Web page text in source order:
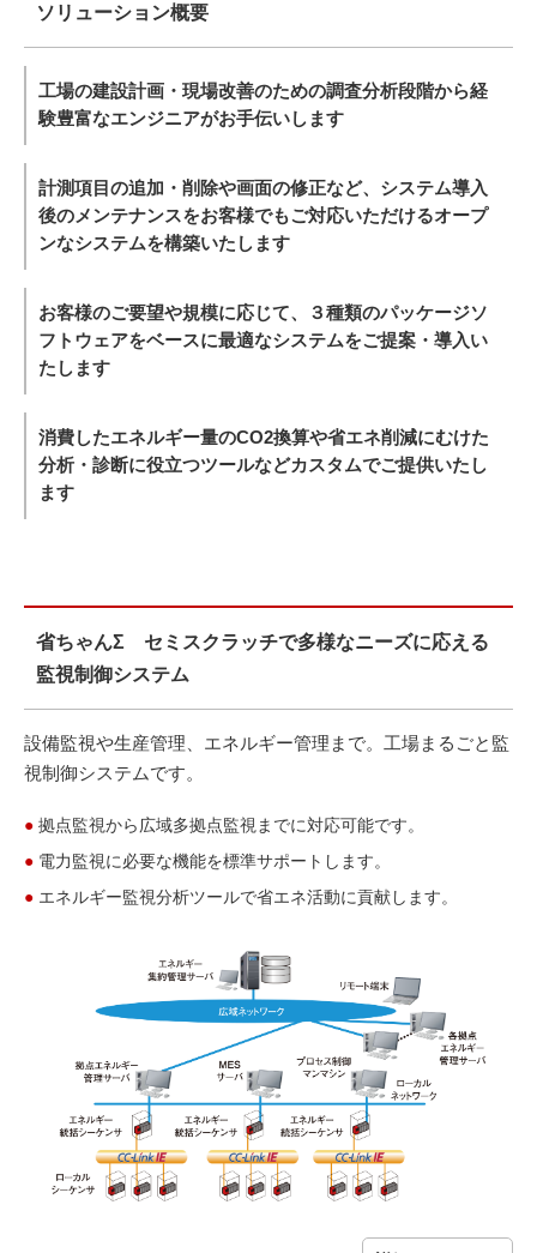
ソリューション概要
工場の建設計画・現場改善のための調査分析段階から経
験豊富なエンジニアがお手伝いします
計測項目の追加・削除や画面の修正など、システム導入
後のメンテナンスをお客様でもご対応いただけるオープ
ンなシステムを構築いたします
お客様のご要望や規模に応じて、３種類のパッケージソ
フトウェアをベースに最適なシステムをご提案・導入い
たします
消費したエネルギー量のCO2換算や省エネ削減にむけた
分析・診断に役立つツールなどカスタムでご提供いたし
ます
省ちゃんΣ セミスクラッチで多様なニーズに応える
監視制御システム
設備監視や生産管理、エネルギー管理まで。工場まるごと監
視制御システムです。
● 拠点監視から広域多拠点監視までに対応可能です。
● 電力監視に必要な機能を標準サポートします。
● エネルギー監視分析ツールで省エネ活動に貢献します。